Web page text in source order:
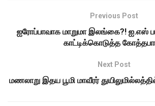
Previous Post
ஐரோப்பாவாக மாறுமா இலங்கை?! ஐ.எஸ்
காட்டிக்கொடுத்த
Next Post
மணலாறு இதய பூமி மாவீரர்